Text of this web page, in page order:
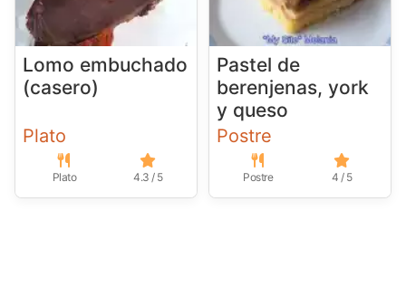
Lomo embuchado
(casero)
Plato
Plato 4.3 / 5
Pastel de
berenjenas, york
y queso
Postre
Postre 4 / 5